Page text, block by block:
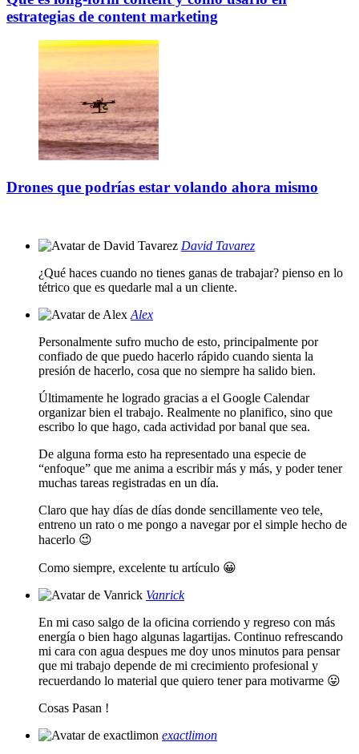
estrategias de content marketing
Drones que podrías estar volando ahora mismo
David Tavarez
¿Qué haces cuando no tienes ganas de trabajar? pienso en lo
tétrico que es quedarle mal a un cliente.
Alex
Personalmente sufro mucho de esto, principalmente por
confiado de que puedo hacerlo rápido cuando sienta la
presión de hacerlo, cosa que no siempre ha salido bien.
Últimamente he logrado gracias a el Google Calendar
organizar bien el trabajo. Realmente no planifico, sino que
escribo lo que hago, cada actividad por banal que sea.
De alguna forma esto ha representado una especie de
“enfoque” que me anima a escribir más y más, y poder tener
muchas tareas registradas en un día.
Claro que hay días de días donde sencillamente veo tele,
entreno un rato o me pongo a navegar por el simple hecho de
hacerlo 😉
Como siempre, excelente tu artículo 😀
Vanrick
En mi caso salgo de la oficina corriendo y regreso con más
energía o bien hago algunas lagartijas. Continuo refrescando
mi cara con agua despues me doy unos minutos para pensar
que mi trabajo depende de mi crecimiento profesional y
recuerdando lo material que quiero tener para motivarme 😛
Cosas Pasan !
exactlimon